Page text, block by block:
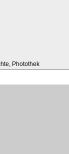
Photothek